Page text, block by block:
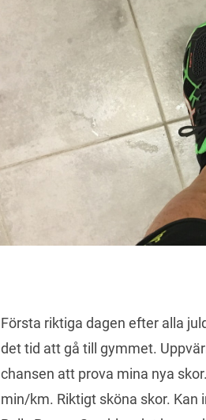
Första riktiga dagen efter alla
det tid att gå till gymmet.
chansen att prova mina nya
min/km. Riktigt sköna skor. Kan